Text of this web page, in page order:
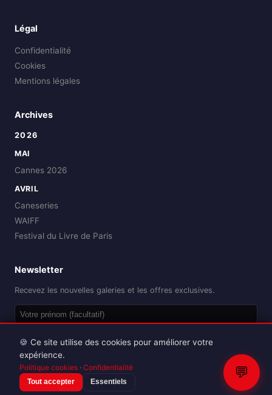
Légal
Confidentialité
Cookies
Mentions légales
Archives
2026
MAI
Cannes 2026
AVRIL
Caneseries
WAIFF
Festival du Livre de Paris
Newsletter
Recevez les nouvelles galeries et les offres exclusives.
Reproduction interdite sans autorisation.
💬
🍪 Ce site utilise des cookies pour améliorer votre
expérience.
Politique cookies · Confidentialité
Tout accepter Essentiels